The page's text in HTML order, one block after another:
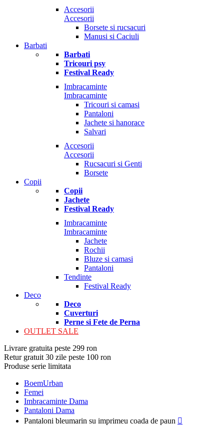
Accesorii
Accesorii
Borsete si rucsacuri
Manusi si Caciuli
Barbati
Barbati
Tricouri psy
Festival Ready
Imbracaminte
Imbracaminte
Tricouri si camasi
Pantaloni
Jachete si hanorace
Salvari
Accesorii
Accesorii
Rucsacuri si Genti
Borsete
Copii
Copii
Jachete
Festival Ready
Imbracaminte
Imbracaminte
Jachete
Rochii
Bluze si camasi
Pantaloni
Tendinte
Festival Ready
Deco
Deco
Cuverturi
Perne si Fete de Perna
OUTLET SALE
Livrare gratuita peste 299 ron
Retur gratuit 30 zile peste 100 ron
Produse serie limitata
BoemUrban
Femei
Imbracaminte Dama
Pantaloni Dama
Pantaloni bleumarin su imprimeu coada de paun 